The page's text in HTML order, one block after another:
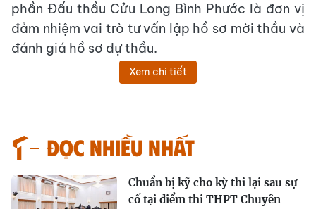
phần Đấu thầu Cửu Long Bình Phước là đơn vị
đảm nhiệm vai trò tư vấn lập hồ sơ mời thầu và
đánh giá hồ sơ dự thầu.
Xem chi tiết
Đọc nhiều nhất
Chuẩn bị kỹ cho kỳ thi lại sau sự
cố tại điểm thi THPT Chuyên